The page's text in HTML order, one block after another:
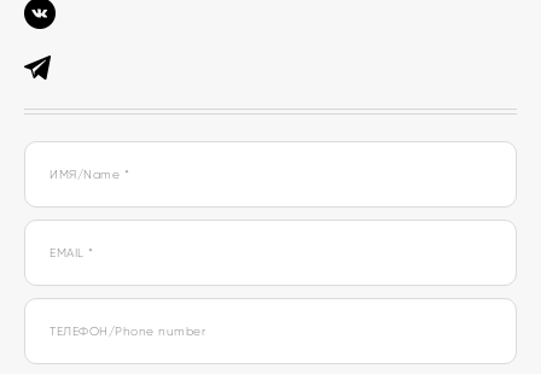
ИМЯ/Name *
EMAIL *
ТЕЛЕФОН/Phone number